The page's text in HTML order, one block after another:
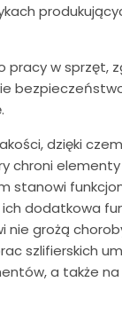
w sprzęt,
dzięki
chroni
stanowi
dodatkowa
nie grożą
szlifierskich
a także